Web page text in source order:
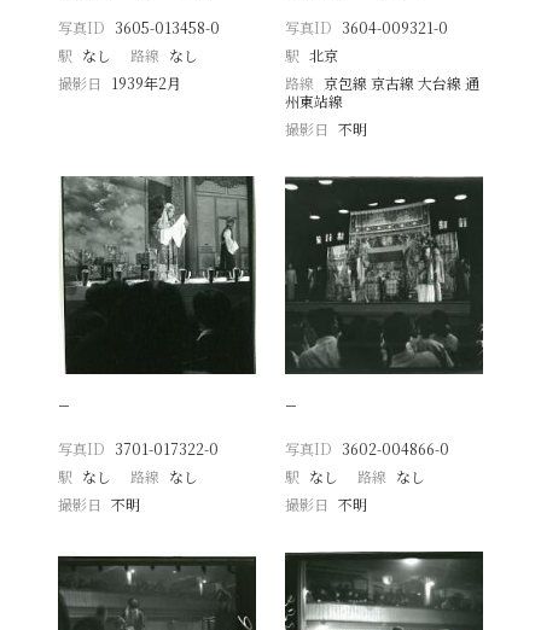
写真ID 3605-013458-0
駅 なし 路線 なし
撮影日
1939年2月
写真ID 3604-009321-0
駅 北京
路線 京包線 京古線 大台線 通
州東站線
撮影日 不明
−
写真ID 3701-017322-0
駅 なし 路線 なし
撮影日
不明
−
写真ID 3602-004866-0
駅 なし 路線 なし
撮影日 不明